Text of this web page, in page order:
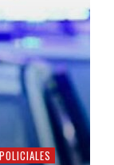
POLICIALES